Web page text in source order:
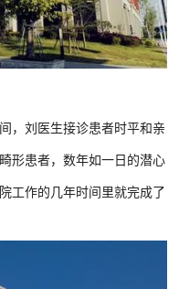
，刘医生接诊患者时平和亲
形患者，数年如一日的潜心
工作的几年时间里就完成了